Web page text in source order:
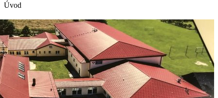
Úvod